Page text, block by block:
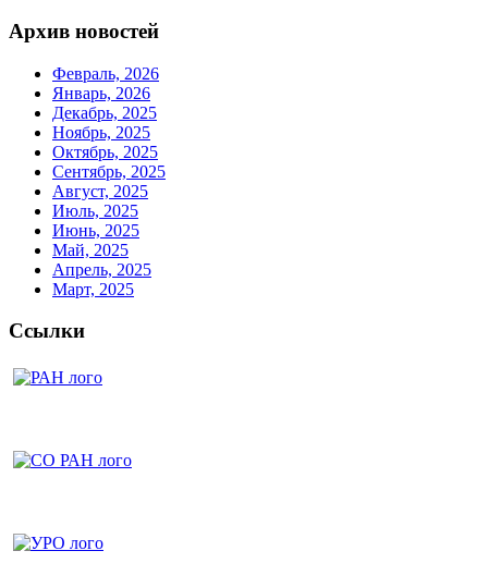
Архив новостей
Февраль, 2026
Январь, 2026
Декабрь, 2025
Ноябрь, 2025
Октябрь, 2025
Сентябрь, 2025
Август, 2025
Июль, 2025
Июнь, 2025
Май, 2025
Апрель, 2025
Март, 2025
Ссылки